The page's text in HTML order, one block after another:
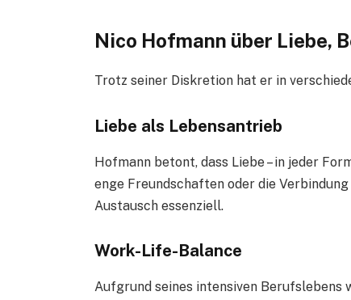
Nico Hofmann über Liebe,
Trotz seiner Diskretion hat er in
Liebe als Lebensantrieb
Hofmann betont, dass Liebe – in jeder
enge Freundschaften oder die
Austausch essenziell.
Work-Life-Balance
Aufgrund seines intensiven Berufslebens